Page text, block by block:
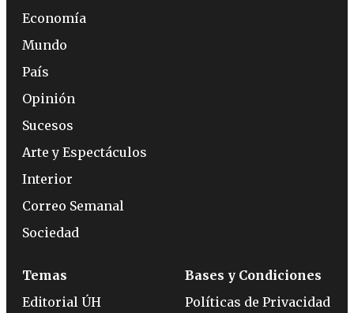
Economía
Mundo
País
Opinión
Sucesos
Arte y Espectáculos
Interior
Correo Semanal
Sociedad
Temas
Editorial ÚH
Bases y Condiciones
Políticas de Privacidad